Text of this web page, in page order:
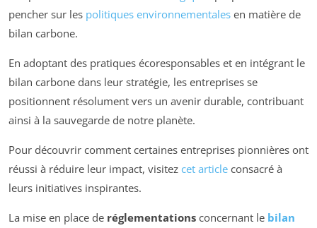
pencher sur les politiques environnementales en matière de
bilan carbone.
En adoptant des pratiques écoresponsables et en intégrant le
bilan carbone dans leur stratégie, les entreprises se
positionnent résolument vers un avenir durable, contribuant
ainsi à la sauvegarde de notre planète.
Pour découvrir comment certaines entreprises pionnières ont
réussi à réduire leur impact, visitez cet article consacré à
leurs initiatives inspirantes.
La mise en place de réglementations concernant le bilan